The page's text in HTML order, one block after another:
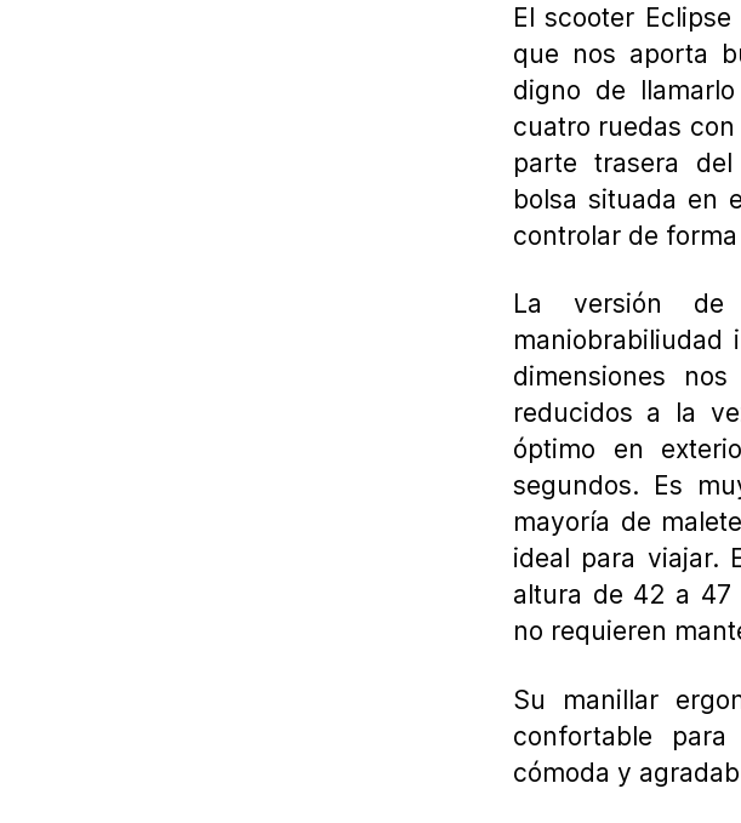
El scooter
que nos aporta
digno de
cuatro ruedas
parte trasera
bolsa situada en
controlar de
La versión
maniobrabiliudad
dimensiones
reducidos a la
óptimo en
segundos. Es
mayoría de
ideal para viajar.
altura de 42 a 47
no requieren
Su manillar
confortable para
cómoda y